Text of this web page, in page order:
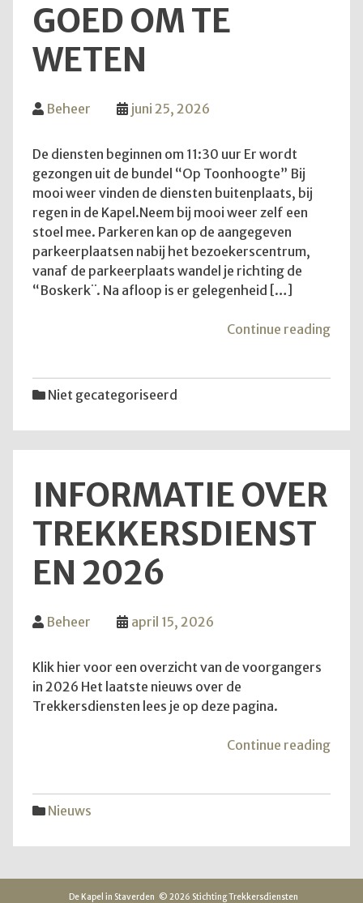
GOED OM TE
WETEN
Beheer juni 25, 2026
De diensten beginnen om 11:30 uur Er wordt
gezongen uit de bundel “Op Toonhoogte” Bij
mooi weer vinden de diensten buitenplaats, bij
regen in de Kapel.Neem bij mooi weer zelf een
stoel mee. Parkeren kan op de aangegeven
parkeerplaatsen nabij het bezoekerscentrum,
vanaf de parkeerplaats wandel je richting de
“Boskerk¨. Na afloop is er gelegenheid […]
Continue reading
Niet gecategoriseerd
INFORMATIE OVER
TREKKERSDIENST
EN 2026
Beheer april 15, 2026
Klik hier voor een overzicht van de voorgangers
in 2026 Het laatste nieuws over de
Trekkersdiensten lees je op deze pagina.
Continue reading
Nieuws
De Kapel in Staverden © 2026 Stichting Trekkersdiensten